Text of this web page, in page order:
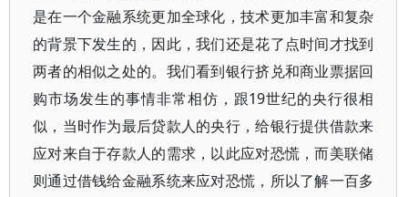
是在一个金融系统更加全球化，技术更加丰富和复杂
的背景下发生的，因此，我们还是花了点时间才找到
两者的相似之处的。我们看到银行挤兑和商业票据回
购市场发生的事情非常相仿，跟19世纪的央行很相
似，当时作为最后贷款人的央行，给银行提供借款来
应对来自于存款人的需求，以此应对恐慌，而美联储
则通过借钱给金融系统来应对恐慌，所以了解一百多